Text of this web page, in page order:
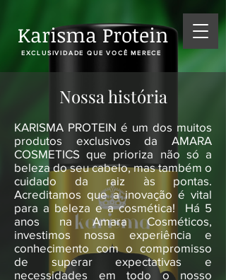
Karisma Protein
EXCLUSIVIDADE QUE VOCÊ MERECE
Nossa história
KARISMA PROTEIN é um dos muitos
produtos exclusivos da AMARA
COSMETICS que prioriza não só a
beleza do seu cabelo, mas também o
cuidado da raiz às pontas.
Acreditamos que a inovação é vital
para a beleza e a cosmética!
Há 5
anos na Amara Cosméticos,
investimos nossa experiência e
conhecimento com o compromisso
de superar expectativas e
necessidades em todo o nosso